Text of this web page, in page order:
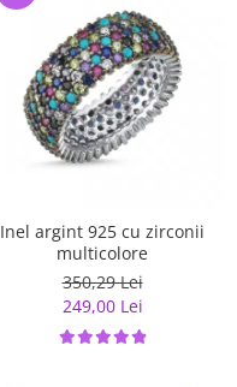
Inel argint 925 cu zirconii
multicolore
350,29 Lei
249,00 Lei